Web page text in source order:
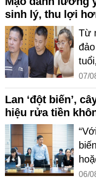
sinh lý, thu lợi
Từ
07/
Lan ‘đột biến’,
hiệu rửa tiền
06/